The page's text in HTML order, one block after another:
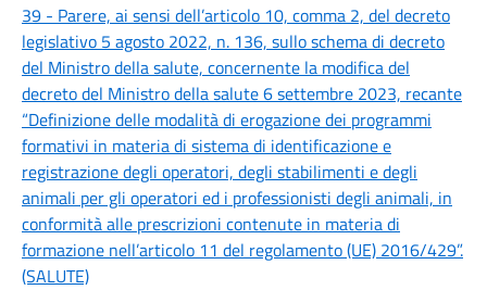
39 - Parere, ai sensi dell’articolo 10, comma 2, del decreto
legislativo 5 agosto 2022, n. 136, sullo schema di decreto
del Ministro della salute, concernente la modifica del
decreto del Ministro della salute 6 settembre 2023, recante
“Definizione delle modalità di erogazione dei programmi
formativi in materia di sistema di identificazione e
registrazione degli operatori, degli stabilimenti e degli
animali per gli operatori ed i professionisti degli animali, in
conformità alle prescrizioni contenute in materia di
formazione nell’articolo 11 del regolamento (UE) 2016/429”.
(SALUTE)